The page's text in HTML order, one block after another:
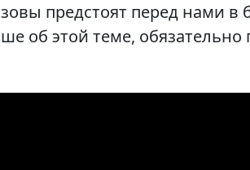
предстоят перед нами в
об этой теме, обязательно